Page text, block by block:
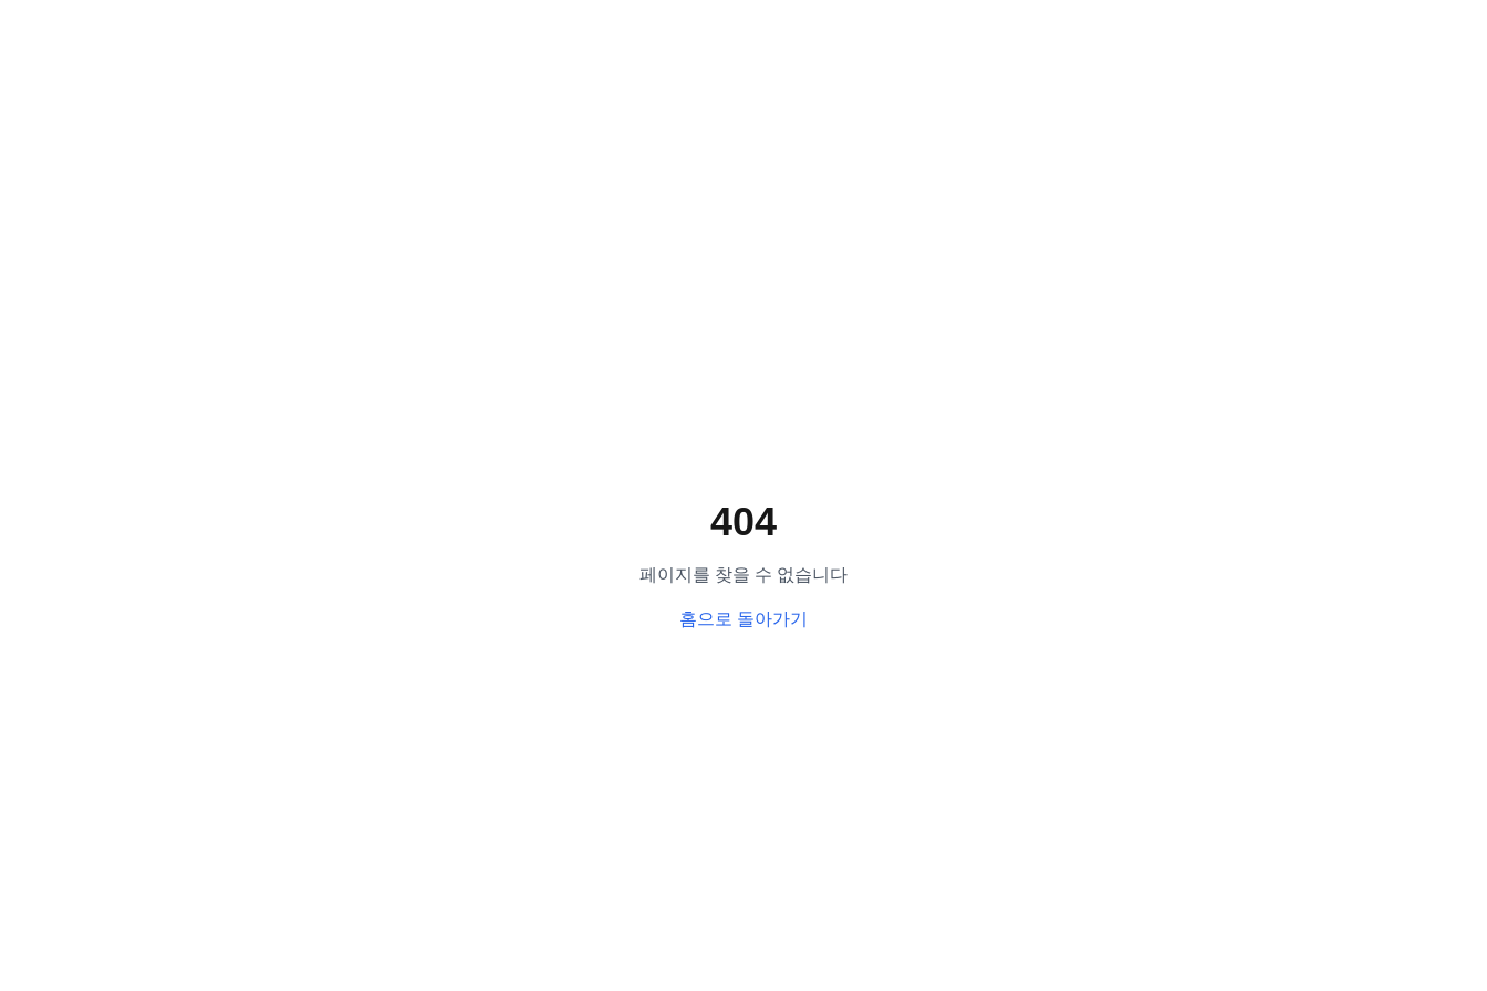
404
페이지를 찾을 수 없습니다
홈으로 돌아가기